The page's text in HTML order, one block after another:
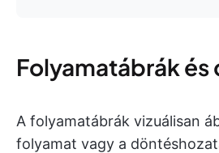
Folyamatábrák és
A folyamatábrák vizuálisan
folyamat vagy a